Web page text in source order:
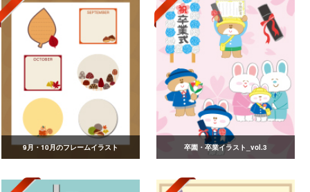
9月・10月のフレームイラスト 卒園・卒業イラスト_vol.3